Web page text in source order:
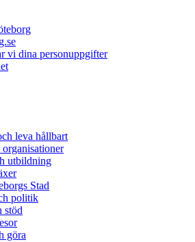
vi dina personuppgifter
leva hållbart
utbildning
Stad
politik
stöd
göra